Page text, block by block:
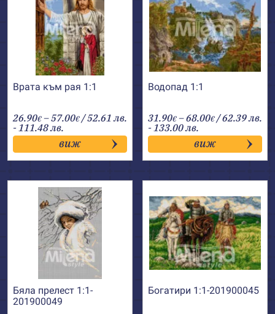
Врата към рая 1:1
26.90€ –57.00€Price
range:
26.90€
through
57.00€
/ 52.61 лв.
- 111.48 лв.
виж
Водопад 1:1
31.90€ –68.00€Price
range:
31.90€
through
68.00€
/ 62.39 лв.
- 133.00 лв.
виж
Бяла прелест 1:1-
201900049
Богатири 1:1-201900045